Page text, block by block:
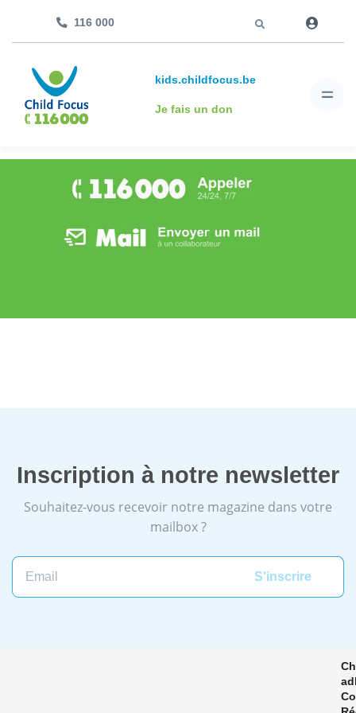
116 000
kids.childfocus.be
Je fais un don
Inscription à notre newsletter
Souhaitez-vous recevoir notre magazine dans votre
mailbox ?
Email